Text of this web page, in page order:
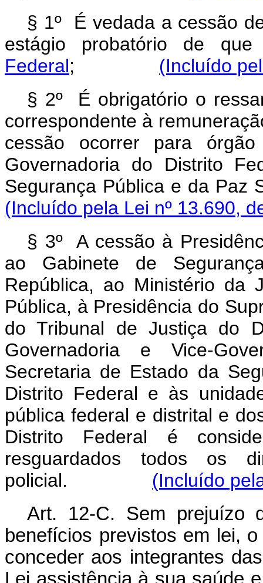
§ 1º É vedada a cessão
estágio probatório de
Federal; (Incluído
§ 2º É obrigatório o
correspondente à
cessão ocorrer para
Governadoria do Distrito
Segurança Pública e da
(Incluído pela Lei nº 13.690,
§ 3º A cessão à
ao Gabinete de
República, ao Ministério da
Pública, à Presidência do
do Tribunal de Justiça do
Governadoria e Vice-
Secretaria de Estado da
Distrito Federal e às
pública federal e distrital e
Distrito Federal é
resguardados todos os
policial. (Incluído
Art. 12-C. Sem prejuízo
benefícios previstos em lei,
conceder aos integrantes